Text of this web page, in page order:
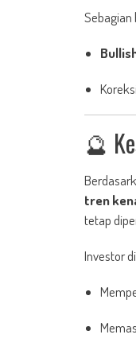
Sebagian
🔮
tren
tetap
Investor